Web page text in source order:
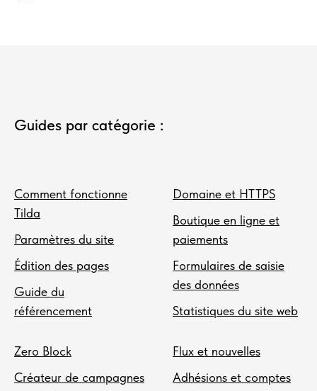
Guides par catégorie :
Comment fonctionne
Tilda
Paramètres du site
Édition des pages
Guide du
référencement
Domaine et HTTPS
Boutique en ligne et
paiements
Formulaires de saisie
des données
Statistiques du site web
Zero Block
Créateur de campagnes
Flux et nouvelles
Adhésions et comptes